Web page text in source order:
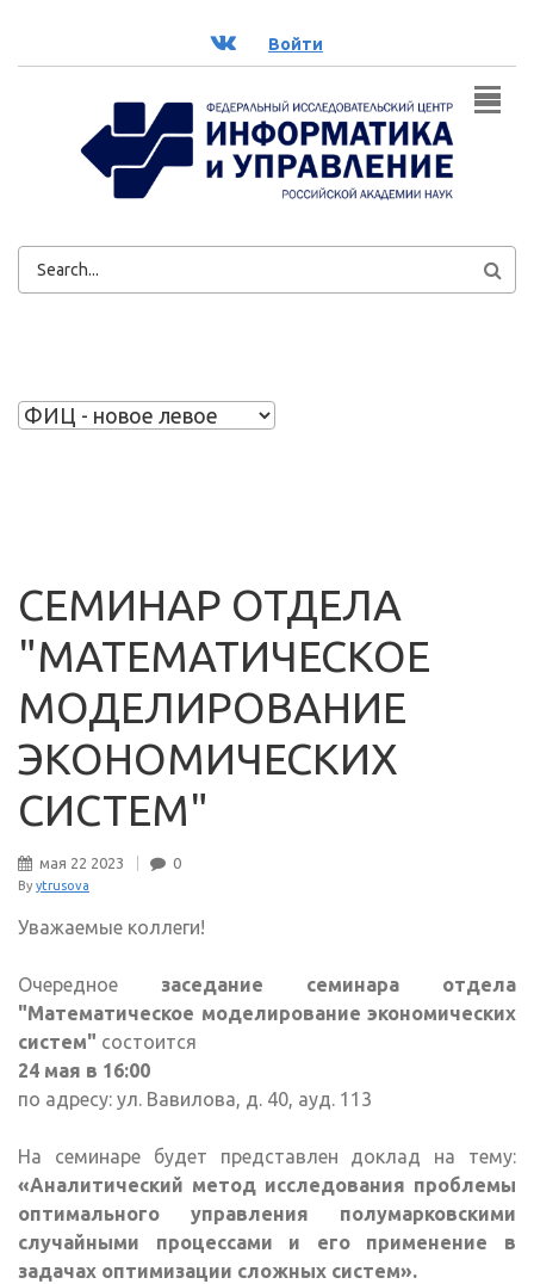
ВК Войти
ФОРМА
СЕМИНАР ОТДЕЛА
"МАТЕМАТИЧЕСКОЕ
МОДЕЛИРОВАНИЕ
ЭКОНОМИЧЕСКИХ
СИСТЕМ"
мая 22 2023 0
By ytrusova
Уважаемые коллеги!
Очередное заседание семинара отдела
"Математическое моделирование экономических
систем" состоится
24 мая в 16:00
по адресу: ул. Вавилова, д. 40, ауд. 113
На семинаре будет представлен доклад на тему:
«Аналитический метод исследования проблемы
оптимального управления полумарковскими
случайными процессами и его применение в
задачах оптимизации сложных систем».